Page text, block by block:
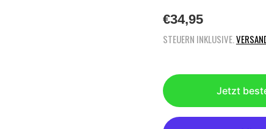
R
E
L
Ä
R
E
€34,95
STEUERN INKLUSIVE.
Jetzt